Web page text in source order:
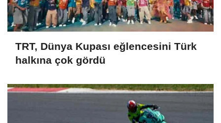
TRT, Dünya Kupası eğlencesini Türk
halkına çok gördü